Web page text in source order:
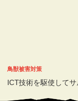
鳥獣被害対策
ICT技術を駆使して